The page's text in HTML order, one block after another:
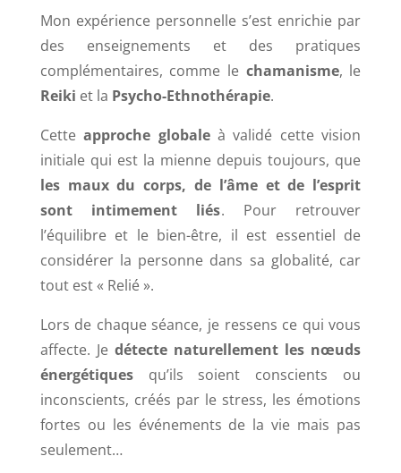
Mon expérience personnelle s’est enrichie par
des enseignements et des pratiques
complémentaires, comme le chamanisme, le
Reiki et la Psycho-Ethnothérapie.
Cetteapproche globaleà validé cette vision
initiale qui est la mienne depuis toujours, que
les maux du corps, de l’âme et de l’esprit
sont intimement liés. Pour retrouver
l’équilibre et le bien-être, il est essentiel de
considérer la personne dans sa globalité, car
tout est « Relié ».
Lors de chaque séance, je ressens ce qui vous
affecte. Je détecte naturellement les nœuds
énergétiquesqu’ils soient conscients ou
inconscients, créés par le stress, les émotions
fortes ou les événements de la vie mais pas
seulement…